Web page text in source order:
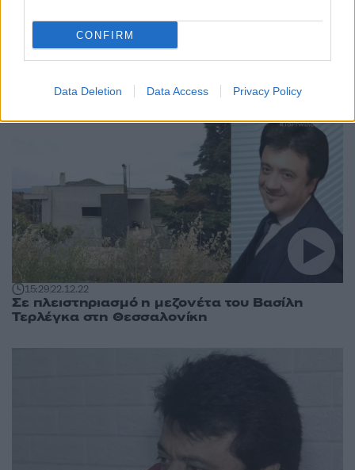
CONFIRM
Data Deletion Data Access Privacy Policy
10:5023.12.22
Βασίλης Τερλέγκας: Ψιλοβάφω τα μαλλιά μου
15:2922.12.22
Σε πλειστηριασμό η μεζονέτα του Βασίλη
Τερλέγκα στη Θεσσαλονίκη